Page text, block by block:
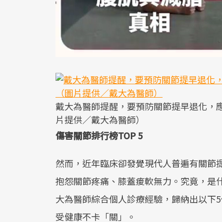
戴大為醫師提醒，要預防關節提早退化
片提供／戴大為醫師）
傷害關節排行榜TOP 5
然而，近年臨床卻發覺現代人普遍有關
抱怨關節疼痛、膝蓋痠軟無力。究竟，
大為醫師綜合個人診療經驗，歸納出以
受健康不卡「關」。